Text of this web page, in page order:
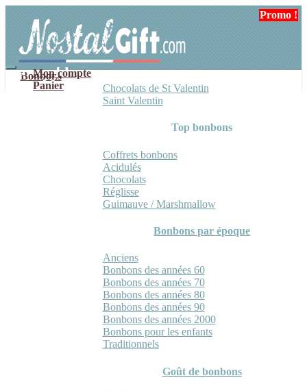
navigation
contenu
Mon compte
Panier
Bonbons
Chocolats de St Valentin
Saint Valentin
Top bonbons
Coffrets bonbons
Acidulés
Chocolats
Réglisse
Guimauve / Marshmallow
Bonbons par époque
Anciens
Bonbons des années 60
Bonbons des années 70
Bonbons des années 80
Bonbons des années 90
Bonbons des années 2000
Bonbons pour les enfants
Traditionnels
Goût de bonbons
Promo !
Promo !
Promo !